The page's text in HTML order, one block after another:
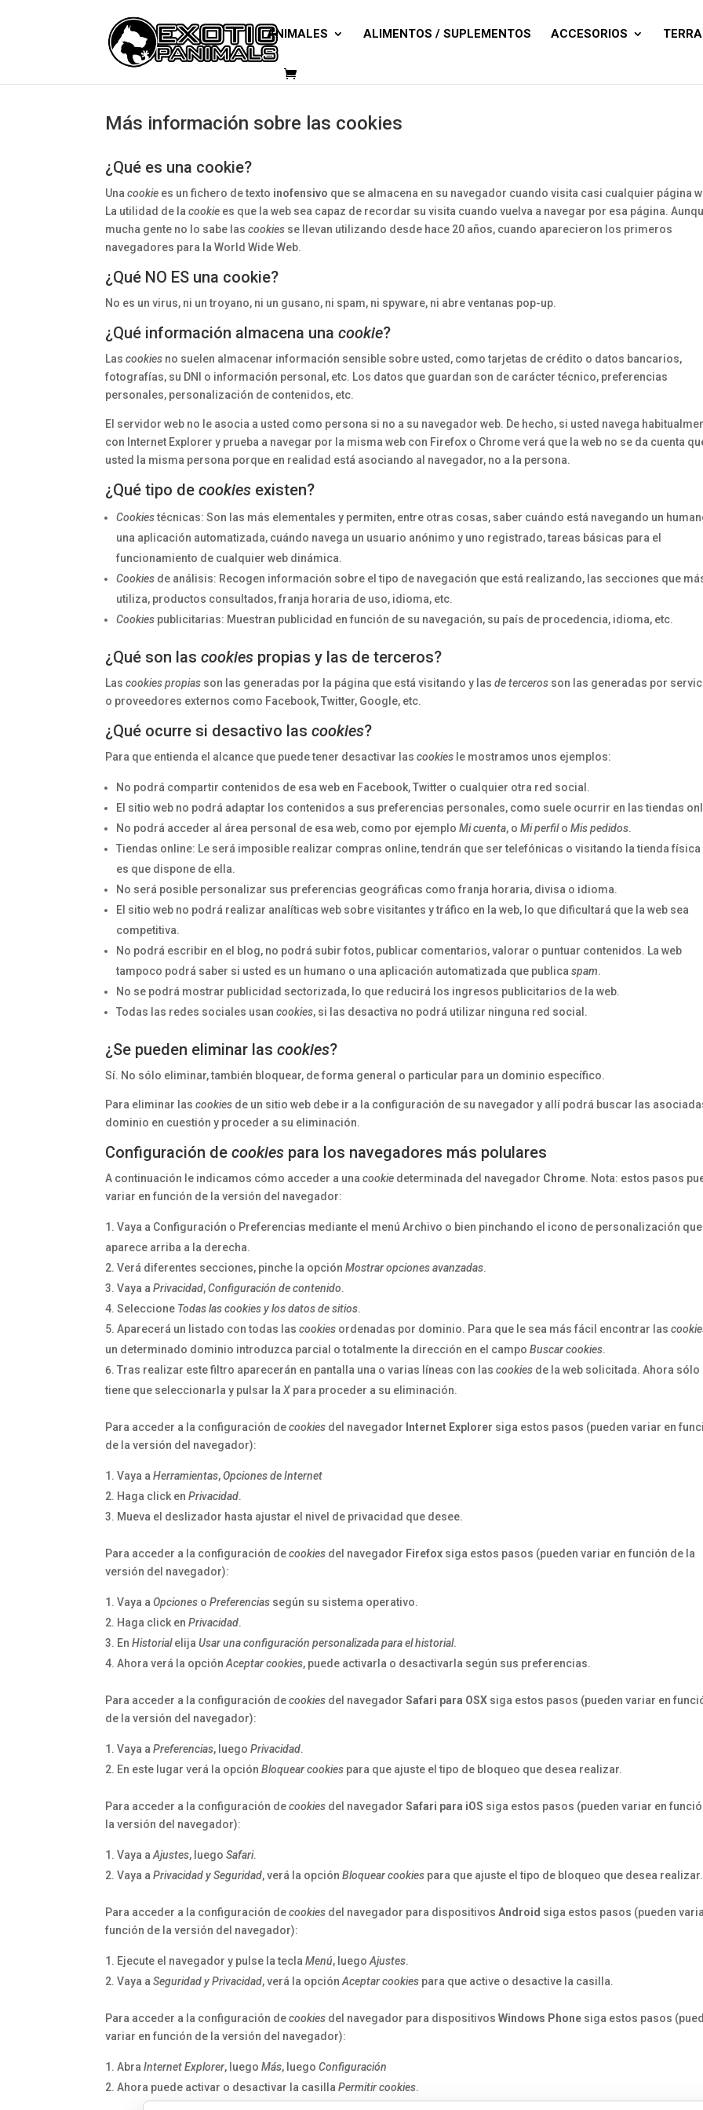
ANIMALES ALIMENTOS / SUPLEMENTOS ACCESORIOS
productos
Más información sobre las cookies
¿Qué es una cookie?
Unacookie es un fichero de texto inofensivo que se almacena en su navegador cuando visita casi cualquier página
La utilidad de lacookie es que la web sea capaz de recordar su visita cuando vuelva a navegar por esa página.
mucha gente no lo sabe lascookies se llevan utilizando desde hace 20 años, cuando aparecieron los primeros
navegadores para la World Wide Web.
¿Qué NO ES una cookie?
No es un virus, ni un troyano, ni un gusano, ni spam, ni spyware, ni abre ventanas pop-up.
¿Qué información almacena unacookie?
Lascookies no suelen almacenar información sensible sobre usted, como tarjetas de crédito o datos bancarios,
fotografías, su DNI o información personal, etc. Los datos que guardan son de carácter técnico, preferencias
personales, personalización de contenidos, etc.
El servidor web no le asocia a usted como persona si no a su navegador web. De hecho, si usted navega
con Internet Explorer y prueba a navegar por la misma web con Firefox o Chrome verá que la web no se da cuenta
usted la misma persona porque en realidad está asociando al navegador, no a la persona.
¿Qué tipo decookies existen?
Cookiestécnicas: Son las más elementales y permiten, entre otras cosas, saber cuándo está navegando un
una aplicación automatizada, cuándo navega un usuario anónimo y uno registrado, tareas básicas para el
funcionamiento de cualquier web dinámica.
Cookies de análisis: Recogen información sobre el tipo de navegación que está realizando, las secciones que
utiliza, productos consultados, franja horaria de uso, idioma, etc.
Cookies publicitarias: Muestran publicidad en función de su navegación, su país de procedencia, idioma, etc.
¿Qué son lascookies propias y las de terceros?
Lascookies propias son las generadas por la página que está visitando y lasde terceros son las generadas por
o proveedores externos como Facebook, Twitter, Google, etc.
¿Qué ocurre si desactivo lascookies?
Para que entienda el alcance que puede tener desactivar lascookies le mostramos unos ejemplos:
No podrá compartir contenidos de esa web en Facebook, Twitter o cualquier otra red social.
El sitio web no podrá adaptar los contenidos a sus preferencias personales, como suele ocurrir en las tiendas
No podrá acceder al área personal de esa web, como por ejemploMi cuenta, oMi perfiloMis pedidos.
Tiendas online: Le será imposible realizar compras online, tendrán que ser telefónicas o visitando la tienda física
es que dispone de ella.
No será posible personalizar sus preferencias geográficas como franja horaria, divisa o idioma.
El sitio web no podrá realizar analíticas web sobre visitantes y tráfico en la web, lo que dificultará que la web sea
competitiva.
No podrá escribir en el blog, no podrá subir fotos, publicar comentarios, valorar o puntuar contenidos. La web
tampoco podrá saber si usted es un humano o una aplicación automatizada que publicaspam.
No se podrá mostrar publicidad sectorizada, lo que reducirá los ingresos publicitarios de la web.
Todas las redes sociales usancookies, si las desactiva no podrá utilizar ninguna red social.
¿Se pueden eliminar lascookies?
Sí. No sólo eliminar, también bloquear, de forma general o particular para un dominio específico.
Para eliminar lascookies de un sitio web debe ir a la configuración de su navegador y allí podrá buscar las
dominio en cuestión y proceder a su eliminación.
Configuración decookies para los navegadores más polulares
A continuación le indicamos cómo acceder a unacookie determinada del navegador Chrome. Nota: estos pasos
variar en función de la versión del navegador:
Vaya a Configuración o Preferencias mediante el menú Archivo o bien pinchando el icono de personalización que
aparece arriba a la derecha.
Verá diferentes secciones, pinche la opciónMostrar opciones avanzadas.
Vaya aPrivacidad,Configuración de contenido.
Seleccione Todas lascookiesy los datos de sitios.
Aparecerá un listado con todas lascookies ordenadas por dominio. Para que le sea más fácil encontrar las
un determinado dominio introduzca parcial o totalmente la dirección en el campoBuscar cookies.
Tras realizar este filtro aparecerán en pantalla una o varias líneas con lascookies de la web solicitada. Ahora sólo
tiene que seleccionarla y pulsar laX para proceder a su eliminación.
Para acceder a la configuración decookies del navegador Internet Explorer siga estos pasos (pueden variar en
de la versión del navegador):
Vaya aHerramientas,Opciones de Internet
Haga click enPrivacidad.
Mueva el deslizador hasta ajustar el nivel de privacidad que desee.
Para acceder a la configuración decookies del navegador Firefox siga estos pasos (pueden variar en función de la
versión del navegador):
Vaya aOpciones oPreferencias según su sistema operativo.
Haga click enPrivacidad.
EnHistorialelijaUsar una configuración personalizada para el historial.
Ahora verá la opciónAceptar cookies, puede activarla o desactivarla según sus preferencias.
Para acceder a la configuración decookies del navegadorSafari para OSX siga estos pasos (pueden variar en
de la versión del navegador):
Vaya aPreferencias, luegoPrivacidad.
En este lugar verá la opciónBloquear cookies para que ajuste el tipo de bloqueo que desea realizar.
Para acceder a la configuración decookies del navegadorSafari para iOS siga estos pasos (pueden variar en
la versión del navegador):
Vaya aAjustes, luegoSafari.
Vaya aPrivacidad y Seguridad, verá la opciónBloquear cookies para que ajuste el tipo de bloqueo que desea realizar.
Para acceder a la configuración decookies del navegador para dispositivosAndroid siga estos pasos (pueden
función de la versión del navegador):
Ejecute el navegador y pulse la teclaMenú, luegoAjustes.
Vaya aSeguridad y Privacidad, verá la opciónAceptar cookies para que active o desactive la casilla.
Para acceder a la configuración decookies del navegador para dispositivosWindows Phone siga estos pasos
variar en función de la versión del navegador):
AbraInternet Explorer, luegoMás, luegoConfiguración
Ahora puede activar o desactivar la casillaPermitir cookies.